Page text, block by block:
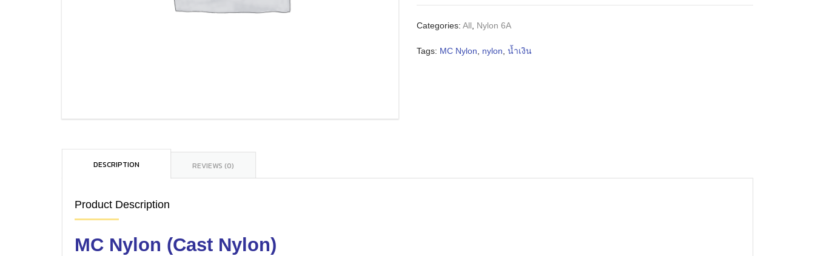
Categories: All Nylon 6A
Tags: MC Nylon nylon น้ำเงิน
DESCRIPTION REVIEWS (0)
Product Description
MC Nylon (Cast Nylon)